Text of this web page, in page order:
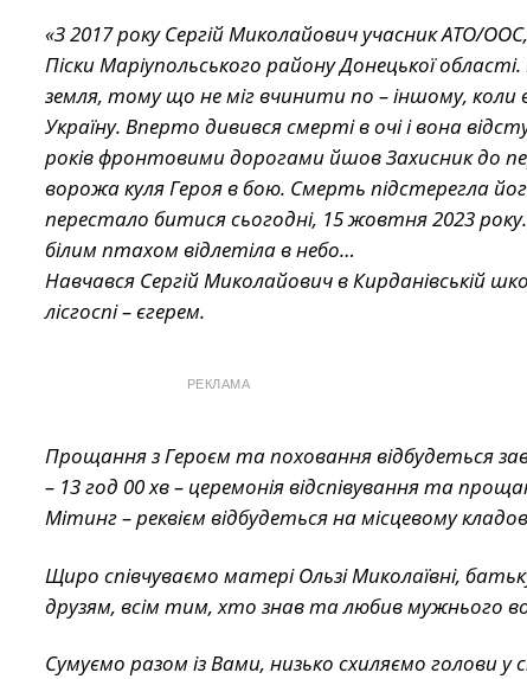
«З 2017 року Сергій Миколайович учасник АТО/
Піски Маріупольського району Донецької
земля, тому що не міг вчинити по – іншому,
Україну. Вперто дивився смерті в очі і вона
років фронтовими дорогами йшов Захисник до
ворожа куля Героя в бою. Смерть підстерегла
перестало битися сьогодні, 15 жовтня 2023
білим птахом відлетіла в небо…
Навчався Сергій Миколайович в Кирданівській
лісгоспі – єгерем.
РЕКЛАМА
Прощання з Героєм та поховання відбудеться
– 13 год 00 хв – церемонія відспівування та
Мітинг – реквієм відбудеться на місцевому
Щиро співчуваємо матері Ользі Миколаївні,
друзям, всім тим, хто знав та любив мужнього
Сумуємо разом із Вами, низько схиляємо голови у